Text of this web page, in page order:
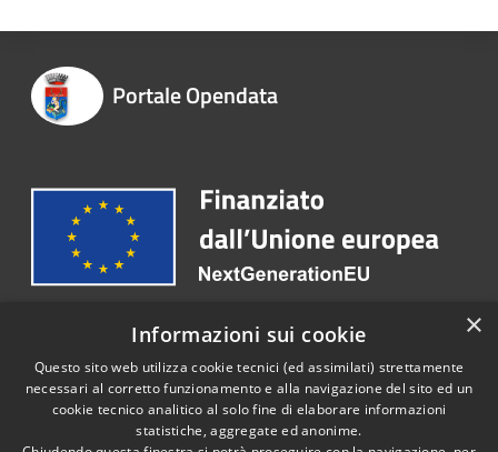
Portale Opendata
Recapiti e contatti
Telefono:0831 997111
×
Informazioni sui cookie
Questo sito web utilizza cookie tecnici (ed assimilati) strettamente
necessari al corretto funzionamento e alla navigazione del sito ed un
cookie tecnico analitico al solo fine di elaborare informazioni
statistiche, aggregate ed anonime.